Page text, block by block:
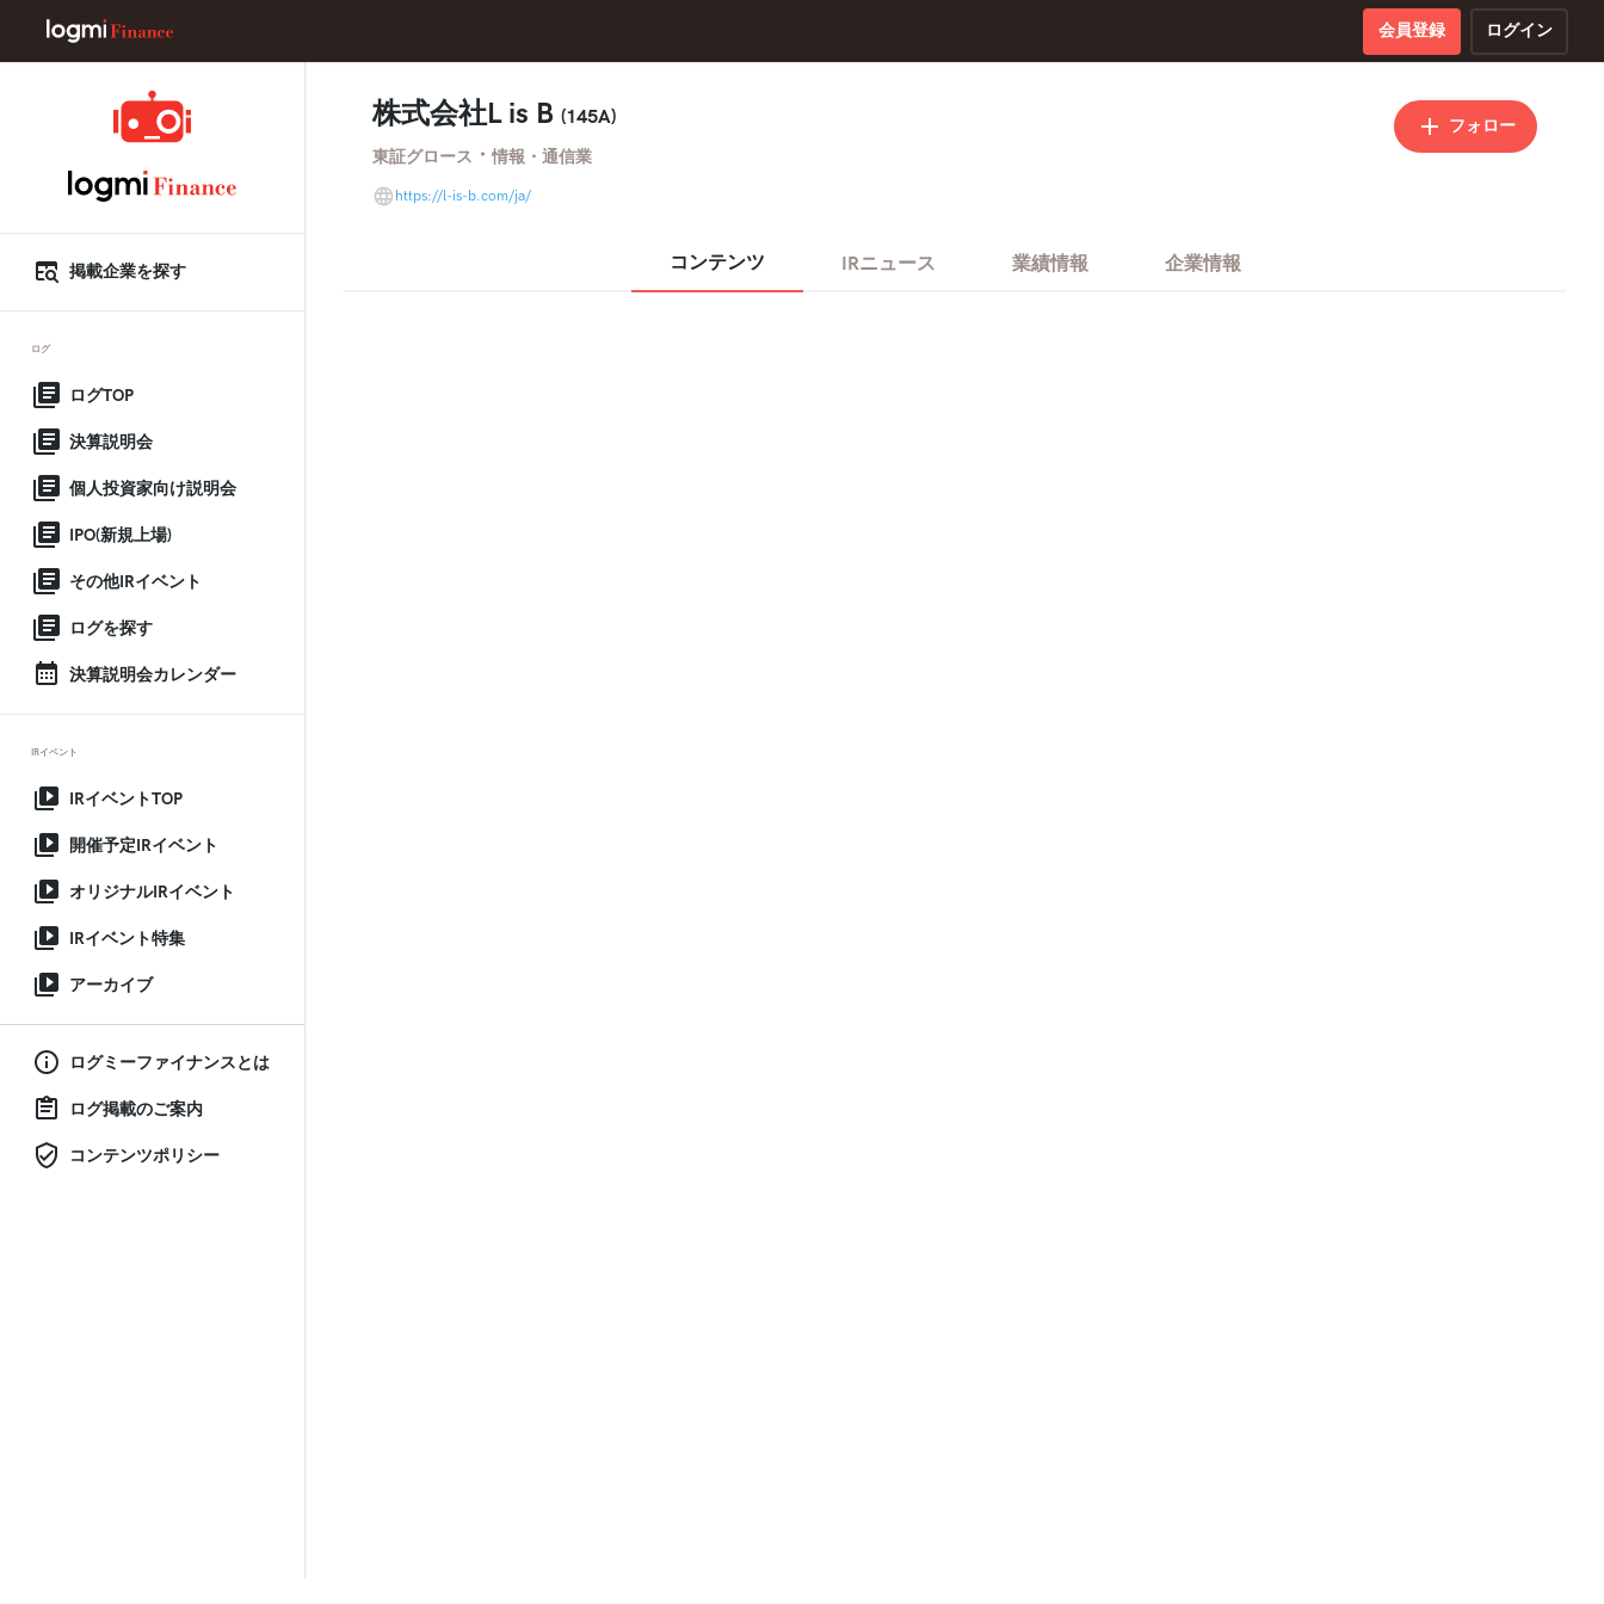
会員登録 ログイン
掲載企業を探す
ログ
ログTOP
決算説明会
個人投資家向け説明会
IPO(新規上場)
その他IRイベント
ログを探す
決算説明会カレンダー
IRイベント
IRイベントTOP
開催予定IRイベント
オリジナルIRイベント
IRイベント特集
アーカイブ
ログミーファイナンスとは
ログ掲載のご案内
コンテンツポリシー
株式会社L is B (145A)
東証グロース ・ 情報・通信業
フォロー
https://l-is-b.com/ja/
コンテンツ IRニュース 業績情報 企業情報